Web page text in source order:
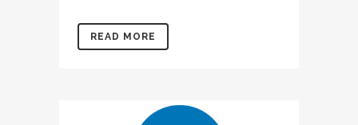
READ MORE